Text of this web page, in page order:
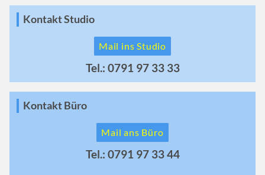
Kontakt Studio
Mail ins Studio
Tel.: 0791 97 33 33
Kontakt Büro
Mail ans Büro
Tel.: 0791 97 33 44